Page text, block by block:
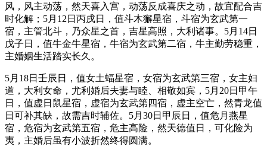
风，风主动荡，然天喜入宫，动荡反成喜庆之动，故宜配合吉
时化解；5月12日丙戌日，值斗木獬星宿，斗宿为玄武第一
宿，主管北斗，乃众星之首，吉星高照，大利诸事。5月14日
戊子日，值牛金牛星宿，牛宿为玄武第二宿，牛主勤劳稳重，
主婚姻生活踏实长久。
5月18日壬辰日，值女土蝠星宿，女宿为玄武第三宿，女主妇
道，大利女命，尤利婚后夫妻与睦、相敬如宾，5月20日甲午
日，值虚日鼠星宿，虚宿为玄武第四宿，虚主空亡，然青龙值
日可补其缺，故需吉时辅佐。5月30日甲辰日，值危月燕星
宿，危宿为玄武第五宿，危主高险，然天德值日，可化险为
夷，主婚后虽有小波折然终得圆满。